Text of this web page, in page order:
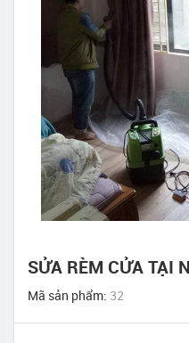
SỬA RÈM CỬA TẠI
Mã sản phẩm: 32